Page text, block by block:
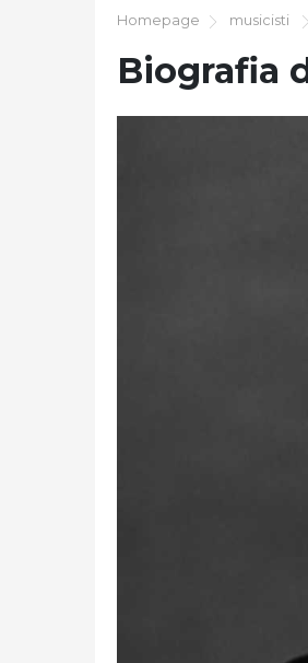
Homepage musicisti
Biografia